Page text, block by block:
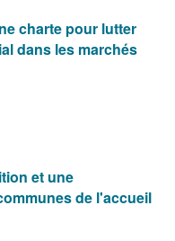
charte pour lutter
dans les marchés
et une
de l'accueil